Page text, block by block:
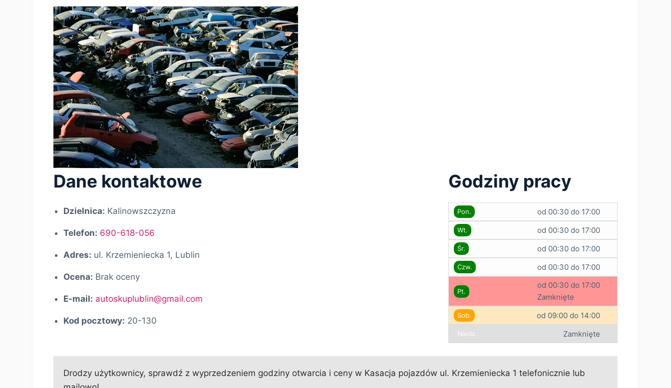
Dane kontaktowe
Dzielnica: Kalinowszczyzna
Telefon: 690-618-056
Adres: ul. Krzemieniecka 1, Lublin
Ocena: Brak oceny
E-mail: autoskuplublin@gmail.com
Kod pocztowy: 20-130
Godziny pracy
Pon. od 00:30 do 17:00
Wt. od 00:30 do 17:00
Śr. od 00:30 do 17:00
Czw. od 00:30 do 17:00
Pt.
od 00:30 do 17:00
Zamknięte
Sob. od 09:00 do 14:00
Niedz. Zamknięte
Drodzy użytkownicy, sprawdź z wyprzedzeniem godziny otwarcia i ceny w Kasacja pojazdów ul. Krzemieniecka 1 telefonicznie lub